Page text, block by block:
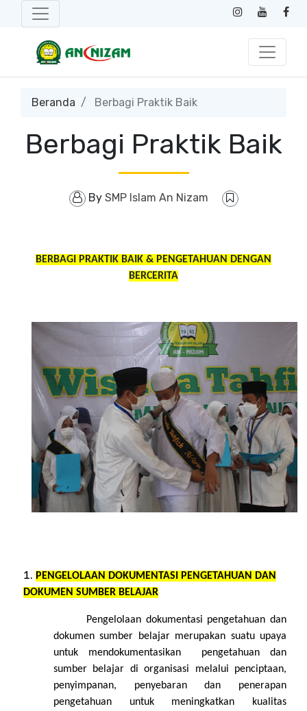
Beranda Berbagi Praktik Baik
Berbagi Praktik Baik
By SMP Islam An Nizam
BERBAGI PRAKTIK BAIK & PENGETAHUAN DENGAN
BERCERITA
PENGELOLAAN DOKUMENTASI PENGETAHUAN DAN
DOKUMEN SUMBER BELAJAR
Pengelolaan dokumentasi pengetahuan dan
dokumen sumber belajar merupakan suatu upaya
untuk mendokumentasikan
pengetahuan dan
sumber belajar di organisasi melalui penciptaan,
penyimpanan, penyebaran dan penerapan
pengetahuan untuk meningkatkan kualitas